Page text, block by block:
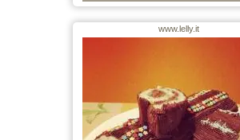
www.lelly.it